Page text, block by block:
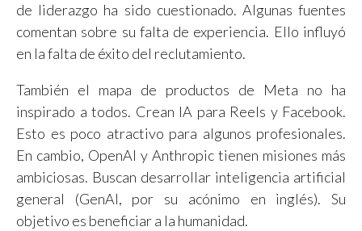
de liderazgo ha sido cuestionado. Algunas fuentes
comentan sobre su falta de experiencia. Ello influyó
en la falta de éxito del reclutamiento.
También el mapa de productos de Meta no ha
inspirado a todos. Crean IA para Reels y Facebook.
Esto es poco atractivo para algunos profesionales.
En cambio, OpenAI y Anthropic tienen misiones más
ambiciosas. Buscan desarrollar inteligencia artificial
general (GenAI, por su acónimo en inglés). Su
objetivo es beneficiar a la humanidad.